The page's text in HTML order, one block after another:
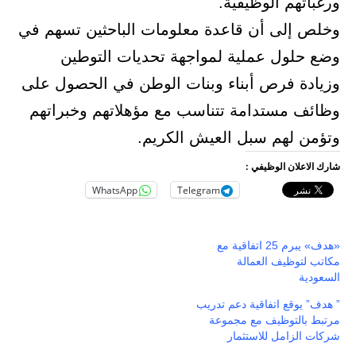
وخلص إلى أن قاعدة معلومات الباحثين تسهم في
وضع حلول عملية لمواجهة تحديات التوطين
وزيادة فرص أبناء وبنات الوطن في الحصول على
وظائف مستدامة تتناسب مع مؤهلاتهم وخبراتهم
وتؤمن لهم سبل العيش الكريم.
شارك الاعلان الوظيفي :
Telegram
WhatsApp
«هدف» يبرم 25 اتفاقية مع
مكاتب لتوظيف العمالة
السعودية
” هدف” يوقع اتفاقية دعم تدريب
مرتبط بالتوظيف مع مجموعة
شركات الزامل للاستثمار